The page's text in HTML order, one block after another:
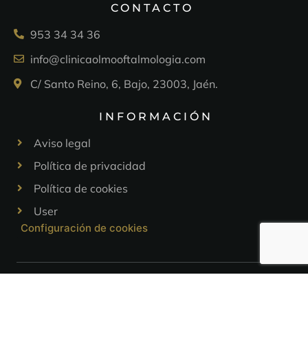
CONTACTO
953 34 34 36
info@clinicaolmooftalmologia.com
C/ Santo Reino, 6, Bajo, 23003, Jaén.
INFORMACIÓN
Aviso legal
Política de privacidad
Política de cookies
User
Configuración de cookies